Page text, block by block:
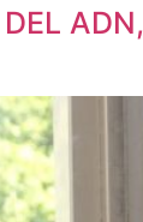
ADN,